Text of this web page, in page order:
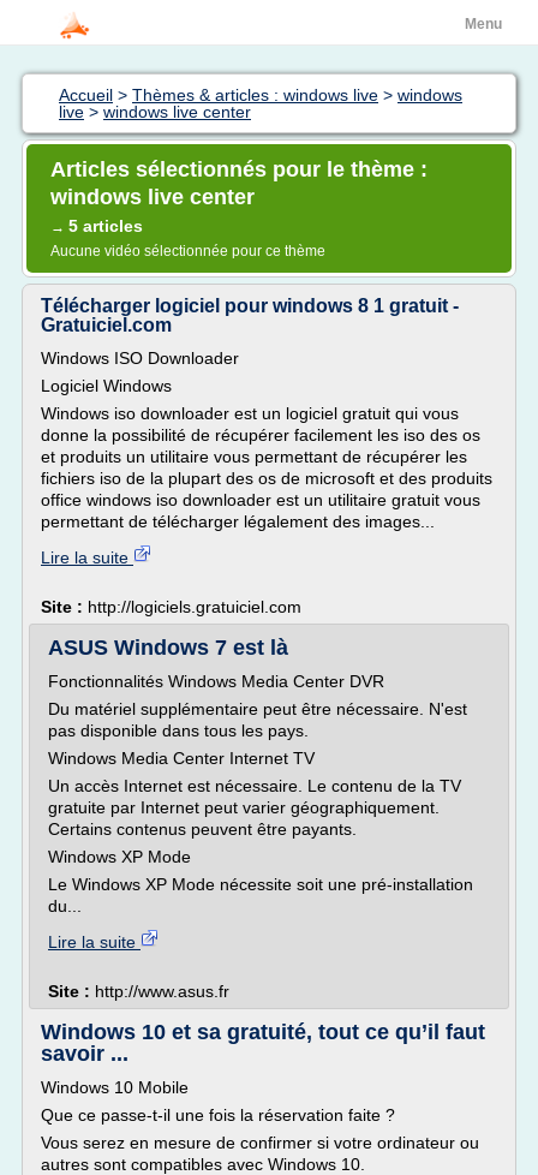
Menu
Accueil > Thèmes & articles : windows live > windows
live > windows live center
Articles sélectionnés pour le thème :
windows live center
→ 5 articles
Aucune vidéo sélectionnée pour ce thème
Télécharger logiciel pour windows 8 1 gratuit -
Gratuiciel.com
Windows ISO Downloader
Logiciel Windows
Windows iso downloader est un logiciel gratuit qui vous
donne la possibilité de récupérer facilement les iso des os
et produits un utilitaire vous permettant de récupérer les
fichiers iso de la plupart des os de microsoft et des produits
office windows iso downloader est un utilitaire gratuit vous
permettant de télécharger légalement des images...
Lire la suite
Site : http://logiciels.gratuiciel.com
ASUS Windows 7 est là
Fonctionnalités Windows Media Center DVR
Du matériel supplémentaire peut être nécessaire. N'est
pas disponible dans tous les pays.
Windows Media Center Internet TV
Un accès Internet est nécessaire. Le contenu de la TV
gratuite par Internet peut varier géographiquement.
Certains contenus peuvent être payants.
Windows XP Mode
Le Windows XP Mode nécessite soit une pré-installation
du...
Lire la suite
Site : http://www.asus.fr
Windows 10 et sa gratuité, tout ce qu’il faut
savoir ...
Windows 10 Mobile
Que ce passe-t-il une fois la réservation faite ?
Vous serez en mesure de confirmer si votre ordinateur ou
autres sont compatibles avec Windows 10.